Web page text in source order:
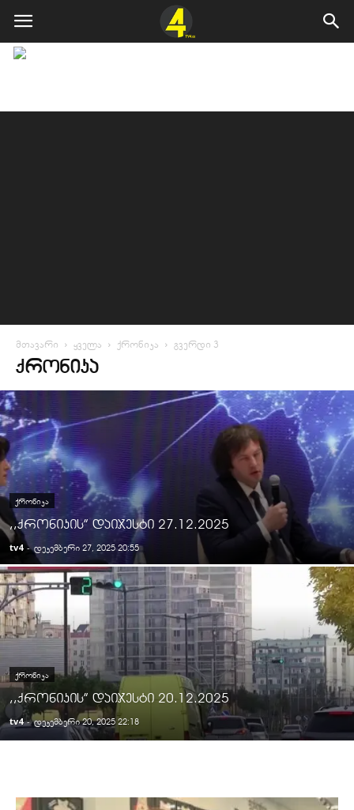
მთავარი ყველა ქრონიკა გვერდი 3
ᲥᲠᲝᲜᲘᲙᲐ
ᲥᲠᲝᲜᲘᲙᲐ
,,ქრონიკის” დაიჯესტი 27.12.2025
tv4 - დეკემბერი 27, 2025 20:55
ᲥᲠᲝᲜᲘᲙᲐ
,,ქრონიკის” დაიჯესტი 20.12.2025
tv4 - დეკემბერი 20, 2025 22:18